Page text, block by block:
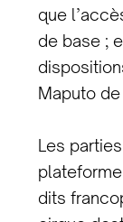
que
de base ;
Maputo de
Les
dits